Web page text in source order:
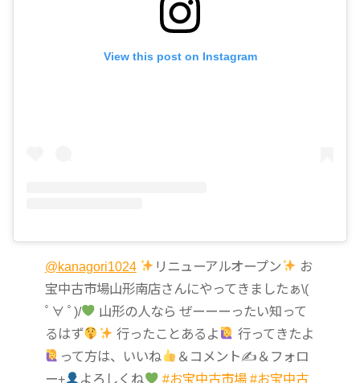
View this post on Instagram
@kanagori1024 リニューアルオープン
お
宝中古市場山形南店さんにやってきましたぁ\(
ﾟ∀ ﾟ)/
山形の人なら ぜーーーったい知って
るはず
行ったことあるよ
行ってきたよ
って方は、いいね
＆コメント✍ ＆フォロ
ー+
よろしくね #お宝中古市場 #お宝中古